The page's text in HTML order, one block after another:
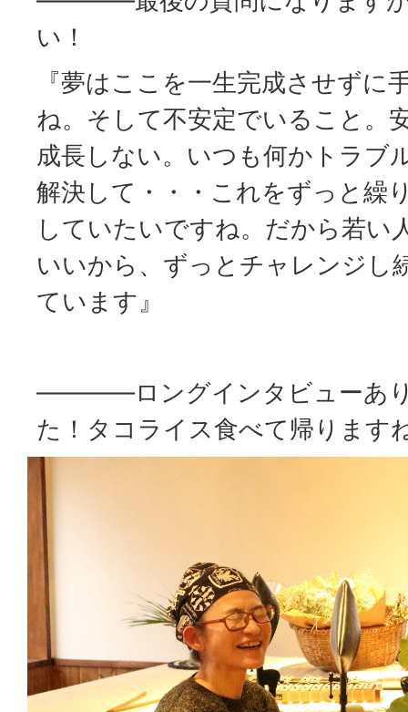
い！
『夢はここを一生完成させずに
ね。そして不安定でいること。
成長しない。いつも何かトラブ
解決して・・・これをずっと繰
していたいですね。だから若い
いいから、ずっとチャレンジし
ています』
――――ロングインタビューあ
た！タコライス食べて帰ります